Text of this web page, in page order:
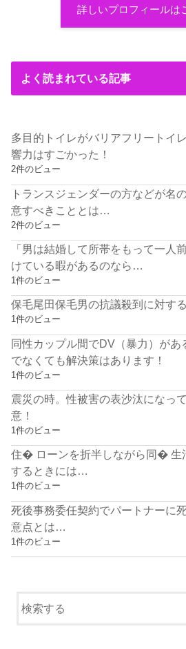
詳しいプロフィールは
よく読まれている記事
多目的トイレがバリアフリートイ
響力はすごかった！
2件のビュー
トランスジェンダーの方などが名
意すべきこととは…
2件のビュー
「男は結婚して所帯をもって一人
けている暇があるのなら…
1件のビュー
保毛尾田保毛男の抗議殺到に対す
1件のビュー
同性カップル間でDV（暴力）があ
でなくても解決策はあります！
1件のビュー
震災の時。性被害の表沙汰になっ
意！
1件のビュー
住� ローンを折半しながら同� 生
するときには…
1件のビュー
死後事務委任契約でパートナーに
意点とは…
1件のビュー